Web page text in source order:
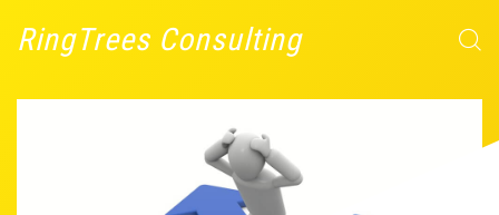
RingTrees Consulting